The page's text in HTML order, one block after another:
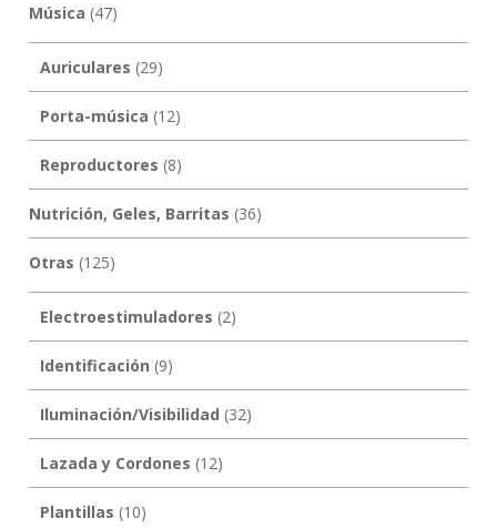
Música (47)
Auriculares (29)
Porta-música (12)
Reproductores (8)
Nutrición, Geles, Barritas (36)
Otras (125)
Electroestimuladores (2)
Identificación (9)
Iluminación/Visibilidad (32)
Lazada y Cordones (12)
Plantillas (10)